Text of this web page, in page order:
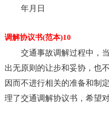
年月日
调解协议书(范本)10
交通事故调解过程中，
出无原则的让步和妥协，也
因而不进行相关的准备和制
理了交通调解协议书，希望